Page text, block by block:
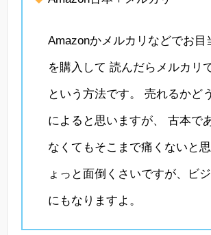
Amazonかメルカリなどでお目
を購入して 読んだらメルカリ
という方法です。 売れるかど
によると思いますが、 古本で
なくてもそこまで痛くないと
ょっと面倒くさいですが、ビ
にもなりますよ。